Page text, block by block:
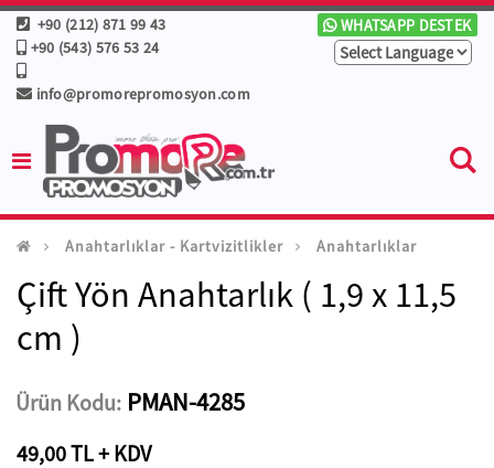
+90 (212) 871 99 43
+90 (543) 576 53 24
info@promorepromosyon.com
WHATSAPP DESTEK
Anahtarlıklar - Kartvizitlikler Anahtarlıklar
Çift Yön Anahtarlık ( 1,9 x 11,5
cm )
Ürün Kodu: PMAN-4285
49,00 TL + KDV